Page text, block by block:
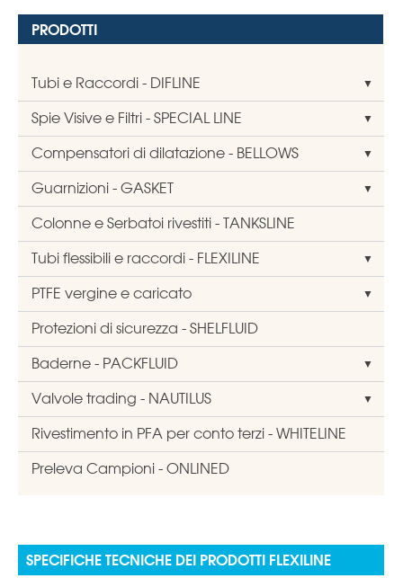
PRODOTTI
Tubi e Raccordi - DIFLINE
Spie Visive e Filtri - SPECIAL LINE
Compensatori di dilatazione - BELLOWS
Guarnizioni - GASKET
Colonne e Serbatoi rivestiti - TANKSLINE
Tubi flessibili e raccordi - FLEXILINE
PTFE vergine e caricato
Protezioni di sicurezza - SHELFLUID
Baderne - PACKFLUID
Valvole trading - NAUTILUS
Rivestimento in PFA per conto terzi - WHITELINE
Preleva Campioni - ONLINED
SPECIFICHE TECNICHE DEI PRODOTTI FLEXILINE